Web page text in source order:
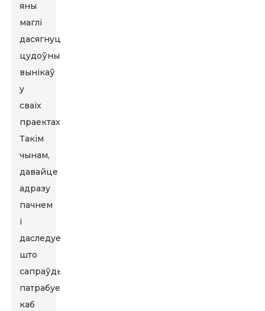
яны
маглі
дасягнуць
цудоўных
вынікаў
у
сваіх
праектах.
Такім
чынам,
давайце
адразу
пачнем
і
даследуем,
што
сапраўды
патрабуецца,
каб